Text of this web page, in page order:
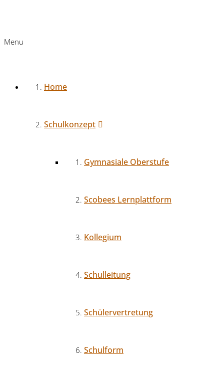
Menu
Home
Schulkonzept
Gymnasiale Oberstufe
Scobees Lernplattform
Kollegium
Schulleitung
Schülervertretung
Schulform